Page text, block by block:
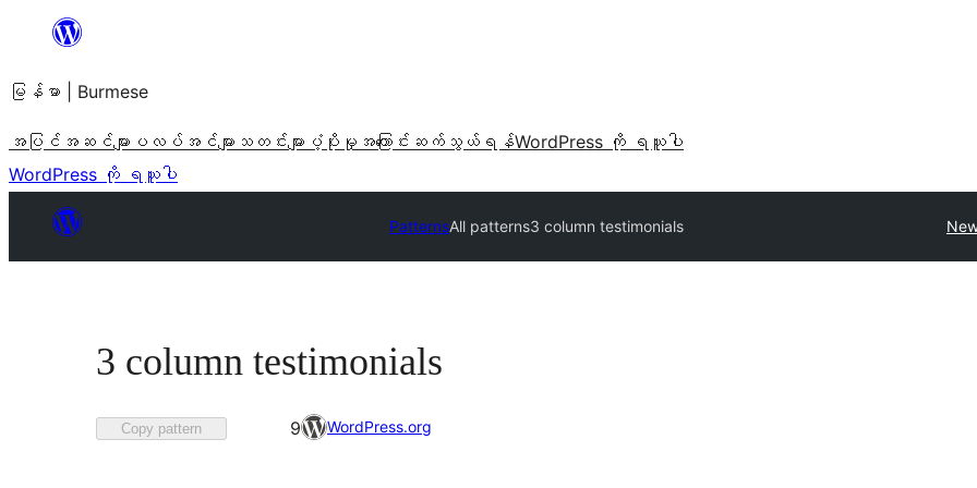
အကြောင်းအရာ
ကျော်သွား
ရန်
မြန်မာ | Burmese
အပြင်အဆင်များ ပလပ်အင်များ သတင်းများ ပံ့ပိုးမှု အကြောင်း ဆက်သွယ်ရန်WordPress ကို ရယူပါ
WordPress ကို ရယူပါ
PatternsAll patterns3 column testimonials
3 column testimonials
Copy pattern
စိတ်ကြိုက်
9 WordPress.org